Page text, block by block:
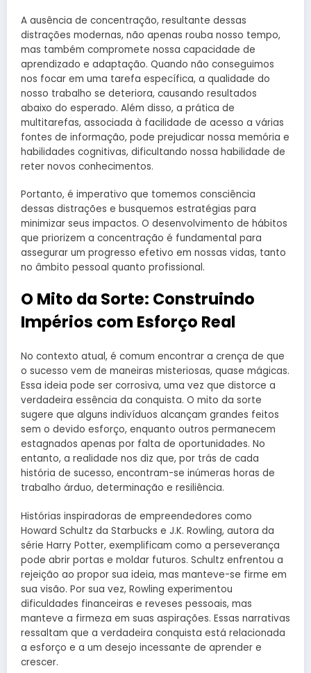
A ausência de concentração, resultante dessas
distrações modernas, não apenas rouba nosso tempo,
mas também compromete nossa capacidade de
aprendizado e adaptação. Quando não conseguimos
nos focar em uma tarefa específica, a qualidade do
nosso trabalho se deteriora, causando resultados
abaixo do esperado. Além disso, a prática de
multitarefas, associada à facilidade de acesso a várias
fontes de informação, pode prejudicar nossa memória e
habilidades cognitivas, dificultando nossa habilidade de
reter novos conhecimentos.
Portanto, é imperativo que tomemos consciência
dessas distrações e busquemos estratégias para
minimizar seus impactos. O desenvolvimento de hábitos
que priorizem a concentração é fundamental para
assegurar um progresso efetivo em nossas vidas, tanto
no âmbito pessoal quanto profissional.
O Mito da Sorte: Construindo
Impérios com Esforço Real
No contexto atual, é comum encontrar a crença de que
o sucesso vem de maneiras misteriosas, quase mágicas.
Essa ideia pode ser corrosiva, uma vez que distorce a
verdadeira essência da conquista. O mito da sorte
sugere que alguns indivíduos alcançam grandes feitos
sem o devido esforço, enquanto outros permanecem
estagnados apenas por falta de oportunidades. No
entanto, a realidade nos diz que, por trás de cada
história de sucesso, encontram-se inúmeras horas de
trabalho árduo, determinação e resiliência.
Histórias inspiradoras de empreendedores como
Howard Schultz da Starbucks e J.K. Rowling, autora da
série Harry Potter, exemplificam como a perseverança
pode abrir portas e moldar futuros. Schultz enfrentou a
rejeição ao propor sua ideia, mas manteve-se firme em
sua visão. Por sua vez, Rowling experimentou
dificuldades financeiras e reveses pessoais, mas
manteve a firmeza em suas aspirações. Essas narrativas
ressaltam que a verdadeira conquista está relacionada
a esforço e a um desejo incessante de aprender e
crescer.